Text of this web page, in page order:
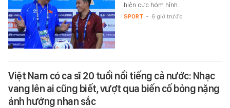
hiện cực hóm hỉnh.
SPORT - 6 giờ trước
Việt Nam có ca sĩ 20 tuổi nổi tiếng cả nước: Nhạc
vang lên ai cũng biết, vượt qua biến cố bỏng nặng
ảnh hưởng nhan sắc